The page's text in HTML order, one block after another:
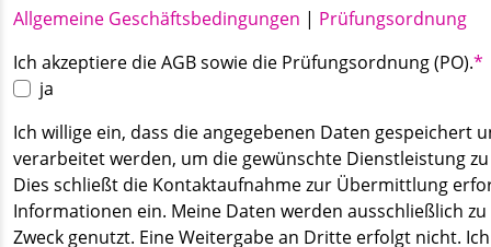
Allgemeine Geschäftsbedingungen | Prüfungsordnung
Pflichtfeld
Ich akzeptiere die AGB sowie die Prüfungsordnung (PO).*
ja
Ich willige ein, dass die angegebenen Daten gespeichert
verarbeitet werden, um die gewünschte Dienstleistung
Dies schließt die Kontaktaufnahme zur Übermittlung
Informationen ein. Meine Daten werden ausschließlich
Zweck genutzt. Eine Weitergabe an Dritte erfolgt nicht.